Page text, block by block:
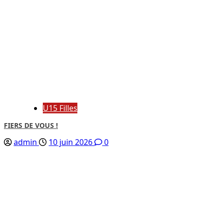
U15 Filles
FIERS DE VOUS !
admin 10 juin 2026 0